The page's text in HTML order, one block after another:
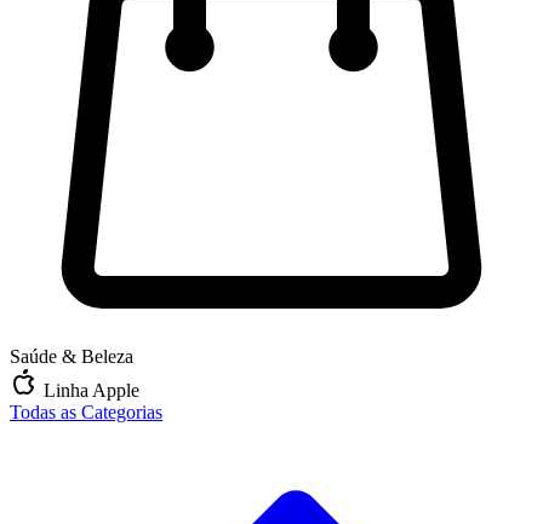
Saúde & Beleza
Linha Apple
Todas as Categorias